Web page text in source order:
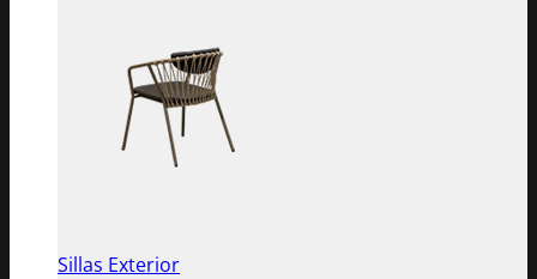
Sillas Exterior